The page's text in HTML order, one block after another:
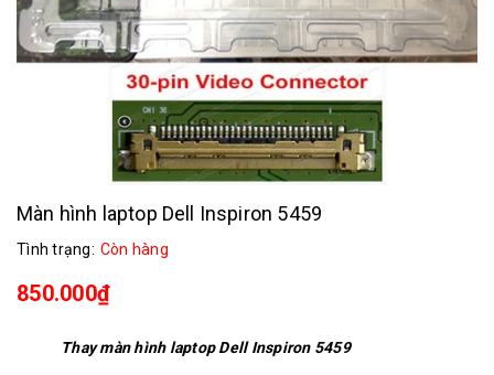
Màn hình laptop Dell Inspiron 5459
Tình trạng: Còn hàng
850.000₫
Thay màn hình laptop Dell Inspiron 5459